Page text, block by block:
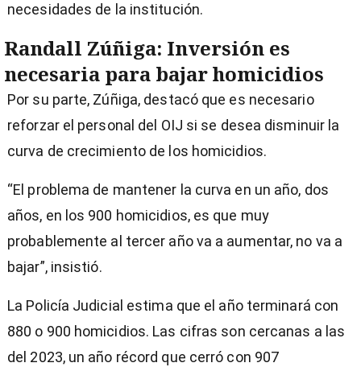
necesidades de la institución.
Randall Zúñiga: Inversión es
necesaria para bajar homicidios
Por su parte, Zúñiga, destacó que es necesario
reforzar el personal del OIJ si se desea disminuir la
curva de crecimiento de los homicidios.
“El problema de mantener la curva en un año, dos
años, en los 900 homicidios, es que muy
probablemente al tercer año va a aumentar, no va a
bajar”, insistió.
La Policía Judicial estima que el año terminará con
880 o 900 homicidios. Las cifras son cercanas a las
del 2023, un año récord que cerró con 907